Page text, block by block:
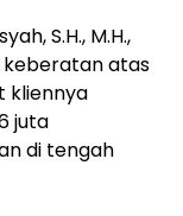
S.H., M.H.,
keberatan atas
kliennya
juta
di tengah